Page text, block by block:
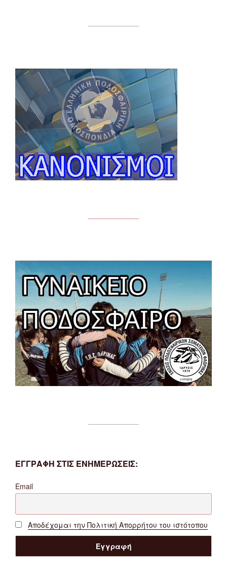
ΕΓΓΡΑΦΗ ΣΤΙΣ ΕΝΗΜΕΡΩΣΕΙΣ:
Email
Αποδέχομαι την Πολιτική Απορρήτου του ιστότοπου